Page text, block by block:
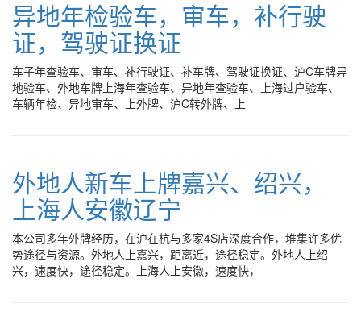
异地年检验车，审车，补行驶
证，驾驶证换证
车子年查验车、审车、补行驶证、补车牌、驾驶证换证、沪C车牌异
地验车、外地车牌上海年查验车、异地年查验车、上海过户验车、
车辆年检、异地审车、上外牌、沪C转外牌、上
外地人新车上牌嘉兴、绍兴，
上海人安徽辽宁
本公司多年外牌经历，在沪在杭与多家4S店深度合作，堆集许多优
势途径与资源。外地人上嘉兴，距离近，途径稳定。外地人上绍
兴，速度快，途径稳定。上海人上安徽，速度快，